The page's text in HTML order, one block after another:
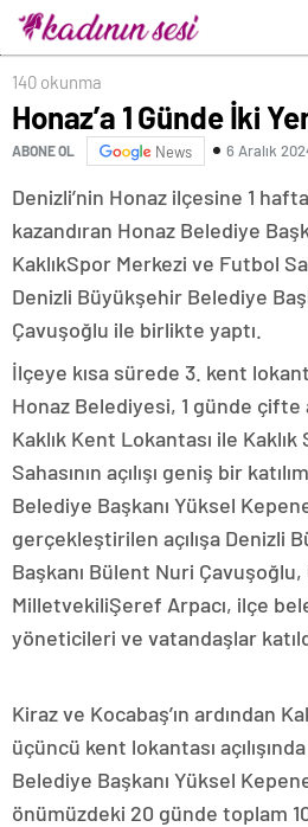
140 okunma
Honaz’a 1 Günde İki
ABONE OL News 6 Aralık
Denizli’nin Honaz ilçesine 1
kazandıran Honaz Belediye
KaklıkSpor Merkezi ve Futbol
Denizli Büyükşehir Belediye
Çavuşoğlu ile birlikte yaptı.
İlçeye kısa sürede 3. kent
Honaz Belediyesi, 1 günde çifte
Kaklık Kent Lokantası ile
Sahasının açılışı geniş bir
Belediye Başkanı Yüksel
gerçekleştirilen açılışa Denizli
Başkanı Bülent Nuri Çavuşoğlu,
MilletvekiliŞeref Arpacı, ilçe
yöneticileri ve vatandaşlar
Kiraz ve Kocabaş’ın ardından
üçüncü kent lokantası
Belediye Başkanı Yüksel
önümüzdeki 20 günde toplam